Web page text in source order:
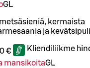
GL
kermaista
ja
€ Kliendiliikme
mansikoitaGL